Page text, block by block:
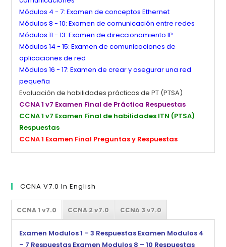
Módulos 4 - 7: Examen de conceptos Ethernet
Módulos 8 - 10: Examen de comunicación entre redes
Módulos 11 - 13: Examen de direccionamiento IP
Módulos 14 - 15: Examen de comunicaciones de
aplicaciones de red
Módulos 16 - 17: Examen de crear y asegurar una red
pequeña
Evaluación de habilidades prácticas de PT (PTSA)
CCNA 1 v7 Examen Final de Práctica Respuestas
CCNA 1 v7 Examen Final de habilidades ITN (PTSA)
Respuestas
CCNA 1 Examen Final Preguntas y Respuestas
CCNA V7.0 In English
CCNA 1 v7.0 CCNA 2 v7.0 CCNA 3 v7.0
Examen Modulos 1 – 3 Respuestas Examen Modulos 4
– 7 Respuestas Examen Modulos 8 – 10 Respuestas